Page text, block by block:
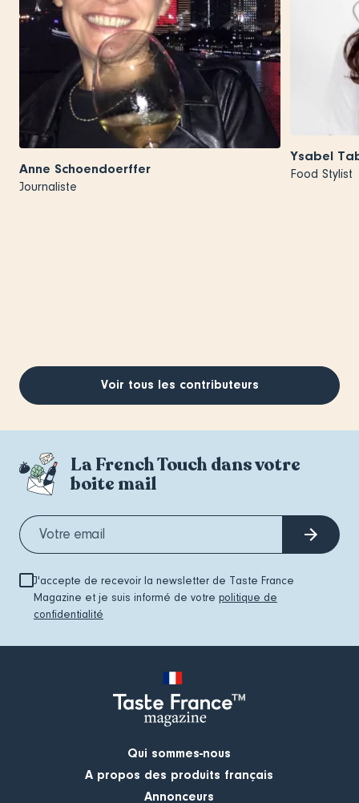
Anne Schoendoerffer
Journaliste
Ysabel
Food Stylist
Voir tous les contributeurs
La French Touch dans votre
boite mail
J'accepte de recevoir la newsletter de Taste France
Magazine et je suis informé de votre politique de
confidentialité
Qui sommes-nous
A propos des produits français
Annonceurs